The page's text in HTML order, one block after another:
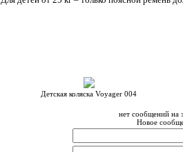
Детская коляска Voyager 004
нет сообщений на
Новое